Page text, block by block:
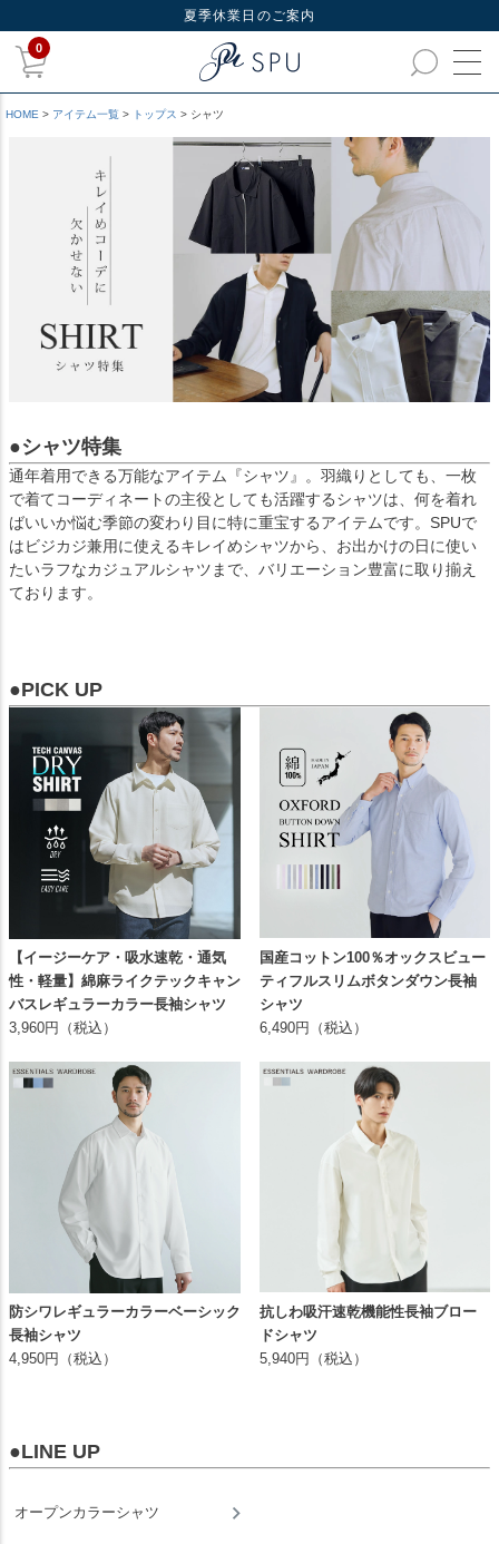
夏季休業日のご案内
0
HOME アイテム一覧 トップス シャツ
●シャツ特集
通年着用できる万能なアイテム『シャツ』。羽織りとしても、一枚
で着てコーディネートの主役としても活躍するシャツは、何を着れ
ばいいか悩む季節の変わり目に特に重宝するアイテムです。SPUで
はビジカジ兼用に使えるキレイめシャツから、お出かけの日に使い
たいラフなカジュアルシャツまで、バリエーション豊富に取り揃え
ております。
●PICK UP
【イージーケア・吸水速乾・通気
性・軽量】綿麻ライクテックキャン
バスレギュラーカラー長袖シャツ
3,960円（税込）
国産コットン100％オックスビュー
ティフルスリムボタンダウン長袖
シャツ
6,490円（税込）
防シワレギュラーカラーベーシック
長袖シャツ
4,950円（税込）
抗しわ吸汗速乾機能性長袖ブロー
ドシャツ
5,940円（税込）
●LINE UP
オープンカラーシャツ